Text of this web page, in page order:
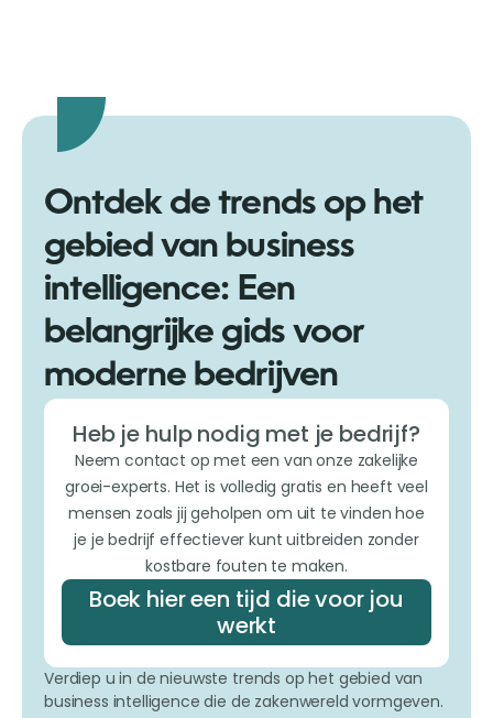
Ontdek de trends op het
gebied van business
intelligence: Een
belangrijke gids voor
moderne bedrijven
Heb je hulp nodig met je bedrijf?
Neem contact op met een van onze zakelijke
groei-experts. Het is volledig gratis en heeft veel
mensen zoals jij geholpen om uit te vinden hoe
je je bedrijf effectiever kunt uitbreiden zonder
kostbare fouten te maken.
Boek hier een tijd die voor jou
werkt
Verdiep u in de nieuwste trends op het gebied van
business intelligence die de zakenwereld vormgeven.